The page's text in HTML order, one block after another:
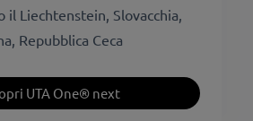
il Liechtenstein, Slovacchia,
Repubblica Ceca
UTA One® next